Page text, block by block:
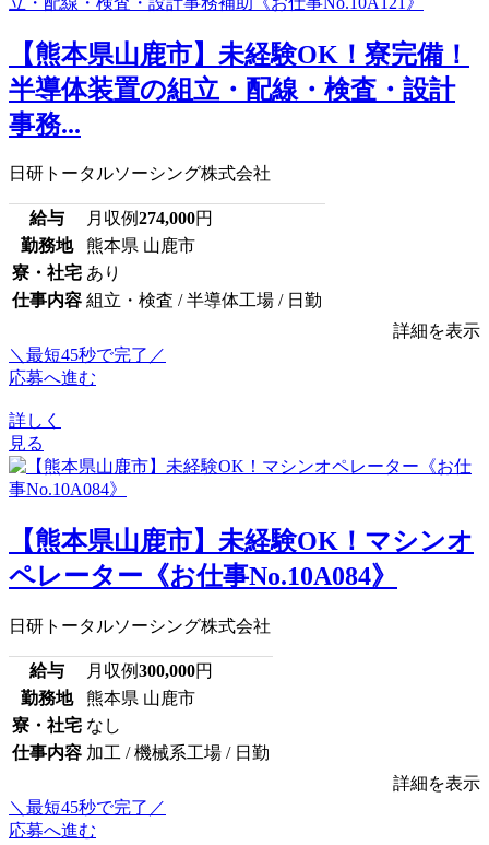
【熊本県山鹿市】未経験OK！寮完備！
半導体装置の組立・配線・検査・設計
事務...
日研トータルソーシング株式会社
給与 月収例274,000円
勤務地
熊本県 山鹿市
寮・社宅 あり
仕事内容 組立・検査 / 半導体工場 / 日勤
詳細を表示
＼最短45秒で完了／
応募へ進む
詳しく
見る
【熊本県山鹿市】未経験OK！マシンオ
ペレーター《お仕事No.10A084》
日研トータルソーシング株式会社
給与 月収例300,000円
勤務地
熊本県 山鹿市
寮・社宅 なし
仕事内容 加工 / 機械系工場 / 日勤
詳細を表示
＼最短45秒で完了／
応募へ進む